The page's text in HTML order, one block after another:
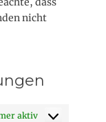
e
d
i
o
s
nicht
aktiv